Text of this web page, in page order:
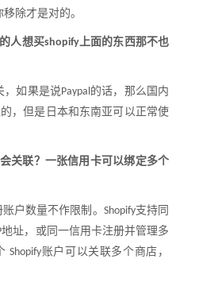
除才是对的。
人想买shopify上面的东西那不也
，如果是说Paypal的话，那么国内
，但是日本和东南亚可以正常使
关联？ 一张信用卡可以绑定多个
户数量不作限制。 Shopify支持同
地址，或同一信用卡注册并管理多
Shopify账户可以关联多个商店，